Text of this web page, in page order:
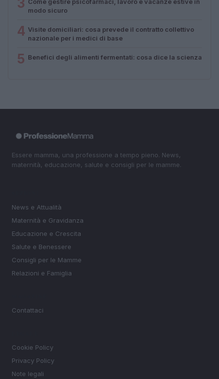
modo sicuro
4 Visite domiciliari: cosa prevede il contratto collettivo
nazionale per i medici di base
5 Benefici degli alimenti fermentati: cosa dice la scienza
Essere mamma, una professione a tempo pieno. News,
maternità, educazione, salute e consigli per le mamme.
News e Attualità
Maternità e Gravidanza
Educazione e Crescita
Salute e Benessere
Consigli per le Mamme
Relazioni e Famiglia
Contattaci
Cookie Policy
Privacy Policy
Note legali